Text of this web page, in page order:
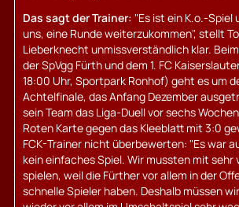
Das sagt der Trainer: "Es ist ein K.o.-Spiel
uns, eine Runde weiterzukommen", stellt
Lieberknecht unmissverständlich klar.
der SpVgg Fürth und dem 1. FC
18:00 Uhr, Sportpark Ronhof) geht es um
Achtelfinale, das Anfang Dezember
sein Team das Liga-Duell vor sechs
Roten Karte gegen das Kleeblatt mit 3:0
FCK-Trainer nicht überbewerten: "Es war
kein einfaches Spiel. Wir mussten mit sehr
spielen, weil die Fürther vor allem in der
schnelle Spieler haben. Deshalb müssen